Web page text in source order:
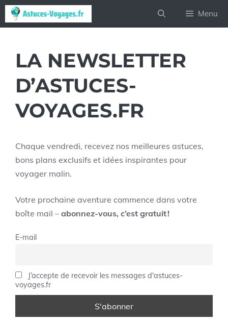
Aller
au
Menu
LA NEWSLETTER
D’ASTUCES-
VOYAGES.FR
Chaque vendredi, recevez nos meilleures astuces,
bons plans exclusifs et idées inspirantes pour
voyager malin.
Votre prochaine aventure commence dans votre
boîte mail – abonnez-vous, c’est gratuit !
E-mail
J’accepte de recevoir les messages d'astuces-
voyages.fr